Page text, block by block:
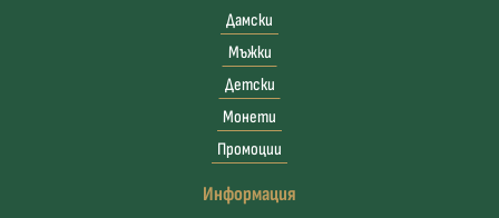
Дамски
Мъжки
Детски
Монети
Промоции
Информация